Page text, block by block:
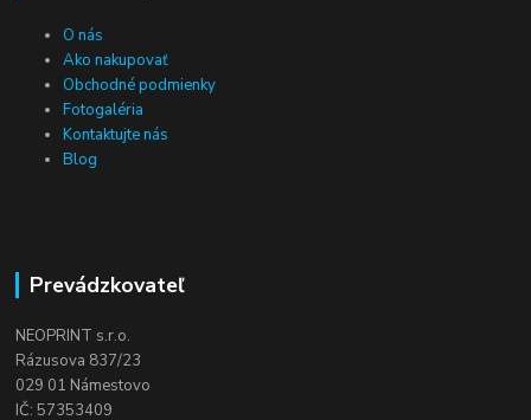
O nás
Ako nakupovať
Obchodné podmienky
Fotogaléria
Kontaktujte nás
Blog
Prevádzkovateľ
NEOPRINT s.r.o.
Rázusova 837/23
029 01 Námestovo
IČ: 57353409